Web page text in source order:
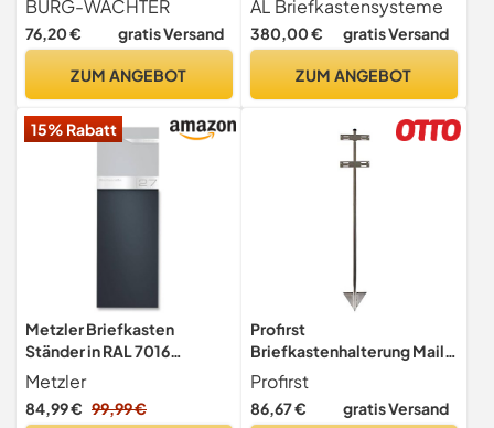
aus verzinktem Stahl, für
freistehende Briefkästen,
Silber
BURG-WÄCHTER
76,20 € gratis Versand
ZUM ANGEBOT
Briefkasten DIN A4, 3 Fach
Postkasten modern Aufputz
AL Briefkastensysteme
380,00 € gratis Versand
ZUM ANGEBOT
15% Rabatt
Metzler Briefkasten
Ständer in RAL 7016
Anthrazit | Design
Postkasten Standfuß aus
verinktem Stahl |
Metzler
84,99 € 99,99 €
Profirst
Briefkastenhalterung Mail
PM 272 Edelstahl
Querstreben
höhenverstellbar
Profirst
86,67 € gratis Versand